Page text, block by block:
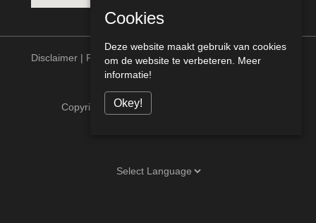
Disclaimer | Privacy statement
Copyright © Meurs Bouw Venlo alle rechten
Cookies
Deze website maakt gebruik van cookies
om de website te verbeteren. Meer
informatie!
Okey!